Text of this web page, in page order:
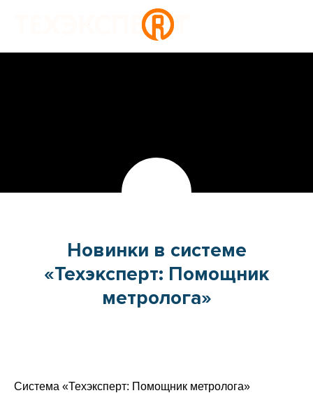
Новинки в системе
«Техэксперт: Помощник
метролога»
Система «Техэксперт: Помощник метролога»